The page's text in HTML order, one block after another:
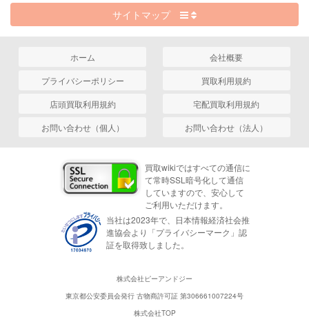
サイトマップ
ホーム
会社概要
プライバシーポリシー
買取利用規約
店頭買取利用規約
宅配買取利用規約
お問い合わせ（個人）
お問い合わせ（法人）
買取wikiではすべての通信に
て常時SSL暗号化して通信
していますので、安心して
ご利用いただけます。
当社は2023年で、日本情報経済社会推
進協会より「プライバシーマーク」認
証を取得致しました。
株式会社ピーアンドジー
東京都公安委員会発行 古物商許可証 第306661007224号
株式会社TOP